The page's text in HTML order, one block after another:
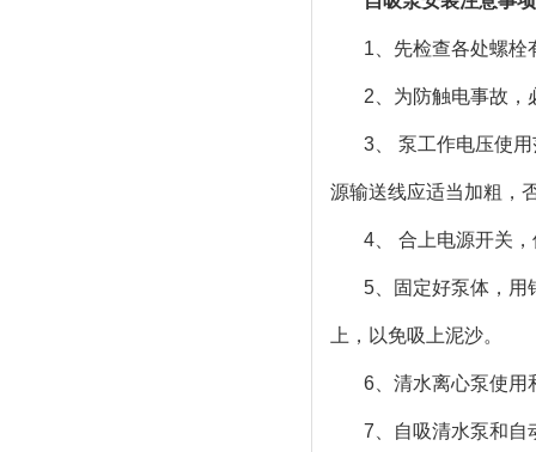
1、先检查各处螺
2、为防触电事故，
3、 泵工作电压使
源输送线应适当加粗，
4、 合上电源开关
5、固定好泵体，用
上，以免吸上泥沙。
6、清水离心泵使用
7、自吸清水泵和自